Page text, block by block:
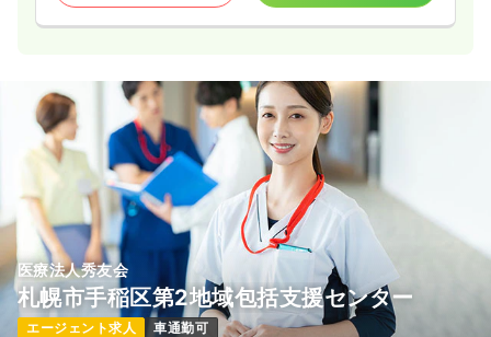
医療法人秀友会
札幌市手稲区第2地域包括支援センター
エージェント求人 車通勤可